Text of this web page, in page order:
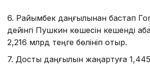
6. Райымбек даңғылынан бастап
дейінгі Пушкин көшесін кешенді
2,216 млрд теңге бөлініп отыр.
7. Достық даңғылын жаңартуға